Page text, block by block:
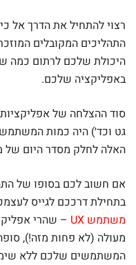
רצוי להתחיל את הדרך אל
התהליכים המקובלים
היכולת שלכם לרתום
באפליקציה שלכם.
סוד ההצלחה של
גט וכד׳) היה כמות
האלה לחלק מסדר היום
אם חשוב לכם בסופו של
בתחילת דרככם לגייס
משתמש UX
– שהרי
מעולה (לא פחות מזה!),
המשתמשים שלכם ללא